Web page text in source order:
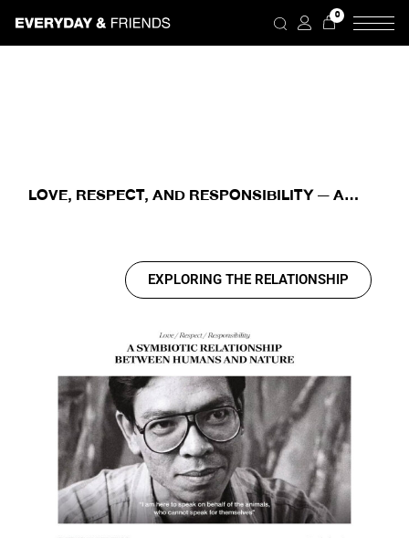
0
LOVE, RESPECT, AND RESPONSIBILITY — A
EXPLORING THE RELATIONSHIP